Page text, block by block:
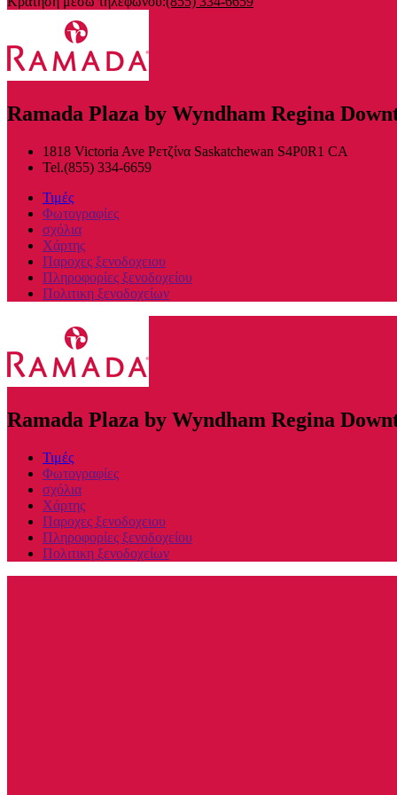
Ramada Plaza by Wyndham Regina
1818 Victoria Ave Ρετζίνα Saskatchewan S4P0R1 CA
Tel.(855) 334-6659
Τιμές
Φωτογραφίες
σχόλια
Χάρτης
Παροχες ξενοδοχειου
Πληροφορίες ξενοδοχείου
Πολιτικη ξενοδοχείων
Ramada Plaza by Wyndham Regina
Τιμές
Φωτογραφίες
σχόλια
Χάρτης
Παροχες ξενοδοχειου
Πληροφορίες ξενοδοχείου
Πολιτικη ξενοδοχείων